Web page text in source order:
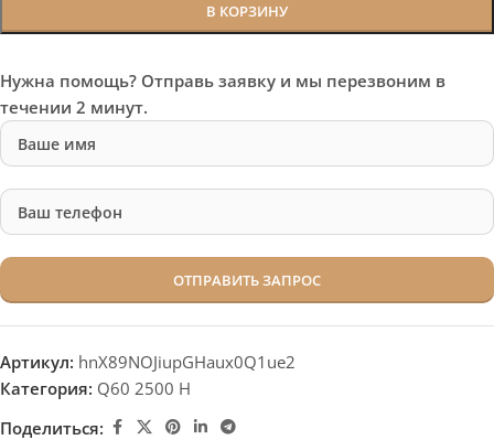
В КОРЗИНУ
Нужна помощь? Отправь заявку и мы перезвоним в
течении 2 минут.
Артикул: hnX89NOJiupGHaux0Q1ue2
Категория: Q60 2500 H
Поделиться: